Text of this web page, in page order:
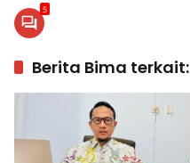
5
Berita Bima terkait: